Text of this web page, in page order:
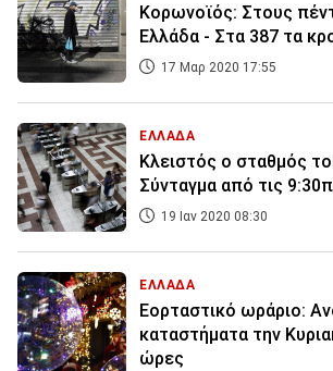
Κορωνοϊός: Στους
Ελλάδα - Στα 387 τα
17 Μαρ 2020 17:55
ΕΛΛΑΔΑ
Κλειστός ο σταθμός
Σύνταγμα από τις
19 Ιαν 2020 08:30
ΕΛΛΑΔΑ
Εορταστικό ωράριο:
καταστήματα την
ώρες